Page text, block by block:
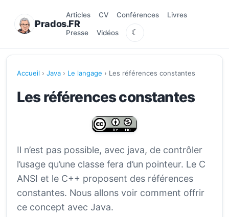
Prados.FR
Articles CV Conférences Livres
Presse Vidéos ☾
Accueil › Java › Le langage › Les références constantes
Les références constantes
Il n’est pas possible, avec java, de contrôler
l’usage qu’une classe fera d’un pointeur. Le C
ANSI et le C++ proposent des références
constantes. Nous allons voir comment offrir
ce concept avec Java.